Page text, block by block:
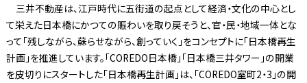
三井不動産は、江戸時代に五街道の起点として経済・文化の中心とし
て栄えた日本橋にかつての賑わいを取り戻そうと、官・民・地域一体とな
って「残しながら、蘇らせながら、創っていく」をコンセプトに「日本橋再生
計画」を推進しています。「COREDO日本橋」「日本橋三井タワー」の開業
を皮切りにスタートした「日本橋再生計画」は、「COREDO室町2・3」の開